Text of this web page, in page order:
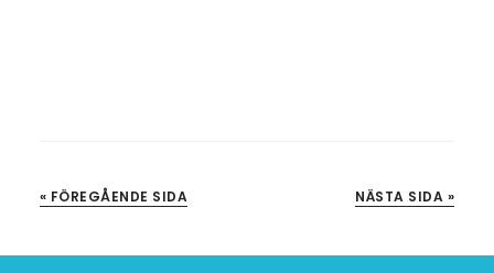
« FÖREGÅENDE SIDA NÄSTA SIDA »